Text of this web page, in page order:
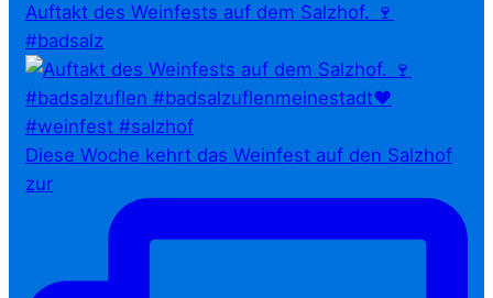
Auftakt des Weinfests auf dem Salzhof. 🍷
#badsalz
Diese Woche kehrt das Weinfest auf den Salzhof
zur